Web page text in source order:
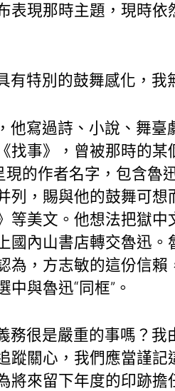
表現那時主題，現時依
特別的鼓舞感化，我
他寫過詩、小說、舞臺
找事》，曾被那時的
的作者名字，包含魯
列，賜與他的鼓舞可想
美文。他想法把獄中
國內山書店轉交魯迅。
為，方志敏的這份信賴
與魯迅“同框”。
務很是嚴重的事嗎？我
蹤關心，我們應當謹記
將來留下年度的印跡擔